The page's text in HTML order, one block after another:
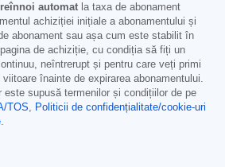
reînnoi automat la taxa de abonament
achiziției inițiale a abonamentului și
abonament sau așa cum este stabilit în
de achiziție, cu condiția să fiți un
neîntrerupt și pentru care veți primi
înainte de expirarea abonamentului.
este supusă termenilor și condițiilor de pe
TOS, Politicii de confidențialitate/cookie-uri
.